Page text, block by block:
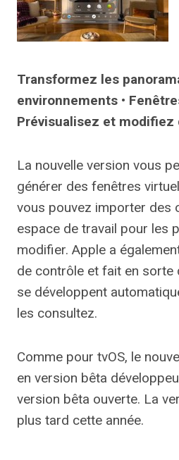
Transformez les
environnements •
Prévisualisez et modifiez
La nouvelle version vous
générer des fenêtres
vous pouvez importer des
espace de travail pour les
modifier. Apple a
de contrôle et fait en sorte
se développent
les consultez.
Comme pour tvOS, le
en version bêta
version bêta ouverte. La
plus tard cette année.